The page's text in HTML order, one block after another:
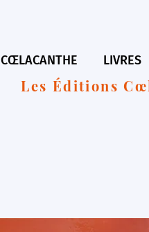
CŒLACANTHE LIVRES
Les Éditions